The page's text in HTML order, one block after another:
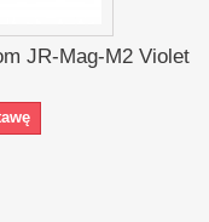
JR-Mag-M2 Violet